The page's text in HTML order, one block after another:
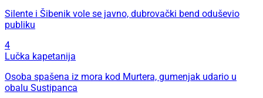
Silente i Šibenik vole se javno, dubrovački bend oduševio
publiku
4
Lučka kapetanija
Osoba spašena iz mora kod Murtera, gumenjak udario u
obalu Sustipanca